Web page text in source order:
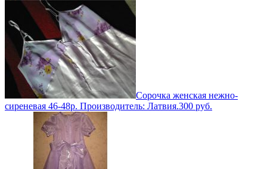
Сорочка женская нежно-
сиреневая 46-48р. Производитель: Латвия.300 руб.